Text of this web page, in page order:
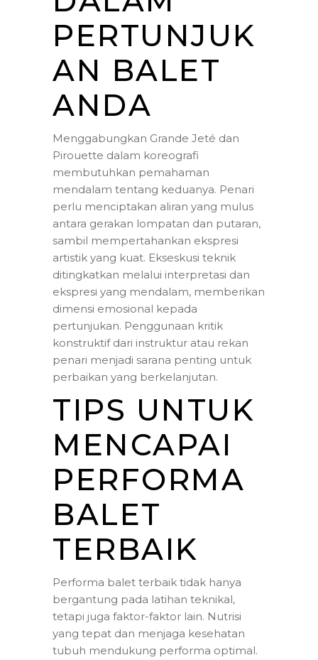
PERTUNJUK
AN BALET
ANDA
Menggabungkan Grande Jeté dan
Pirouette dalam koreografi
membutuhkan pemahaman
mendalam tentang keduanya. Penari
perlu menciptakan aliran yang mulus
antara gerakan lompatan dan putaran,
sambil mempertahankan ekspresi
artistik yang kuat. Ekseskusi teknik
ditingkatkan melalui interpretasi dan
ekspresi yang mendalam, memberikan
dimensi emosional kepada
pertunjukan. Penggunaan kritik
konstruktif dari instruktur atau rekan
penari menjadi sarana penting untuk
perbaikan yang berkelanjutan.
TIPS UNTUK
MENCAPAI
PERFORMA
BALET
TERBAIK
Performa balet terbaik tidak hanya
bergantung pada latihan teknikal,
tetapi juga faktor-faktor lain. Nutrisi
yang tepat dan menjaga kesehatan
tubuh mendukung performa optimal.